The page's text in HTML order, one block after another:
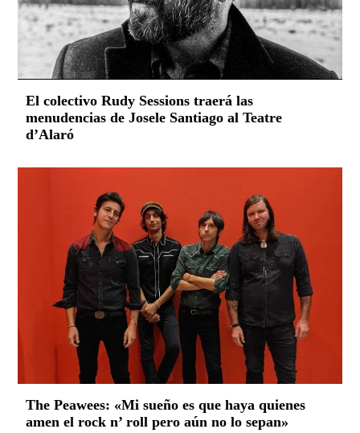
El colectivo Rudy Sessions traerá las
menudencias de Josele Santiago al Teatre
d’Alaró
The Peawees: «Mi sueño es que haya quienes
amen el rock n’ roll pero aún no lo sepan»